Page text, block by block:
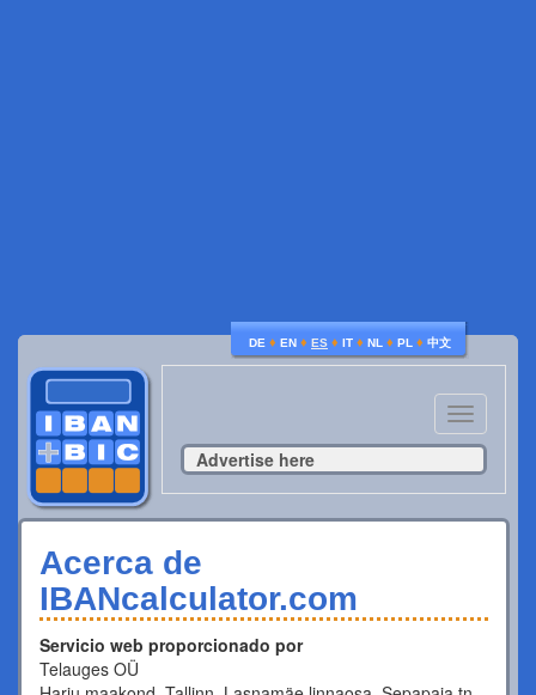
DE ♦ EN ♦ ES ♦ IT ♦ NL ♦ PL ♦ 中文
Toggle
navigation
Advertise here
Acerca de
IBANcalculator.com
Servicio web proporcionado por
Telauges OÜ